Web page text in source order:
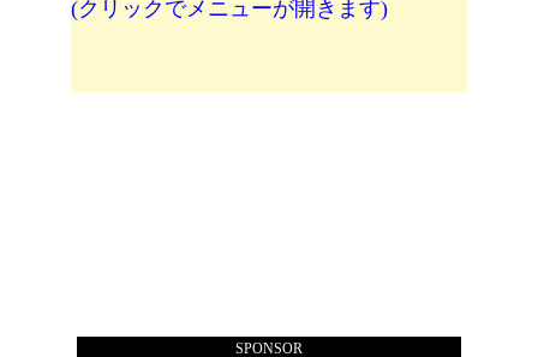
(クリックでメニューが開きます)
SPONSOR